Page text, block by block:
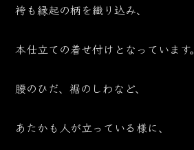
袴も縁起の柄を織り込み、
本仕立ての着せ付けとなっています。
腰のひだ、裾のしわなど、
あたかも人が立っている様に、